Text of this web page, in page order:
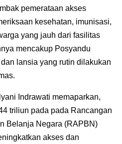
pemerataan akses
kesehatan, imunisasi,
yang jauh dari fasilitas
mencakup Posyandu
lansia yang rutin dilakukan
Indrawati memaparkan,
triliun pada pada Rancangan
Belanja Negara (RAPBN)
akses dan